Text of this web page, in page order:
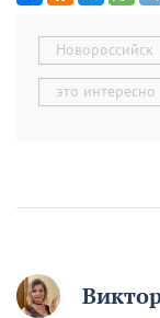
Новороссийск
это интересно